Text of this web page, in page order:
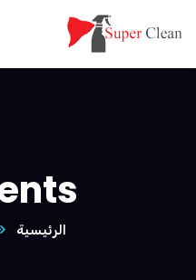
الرئيسية